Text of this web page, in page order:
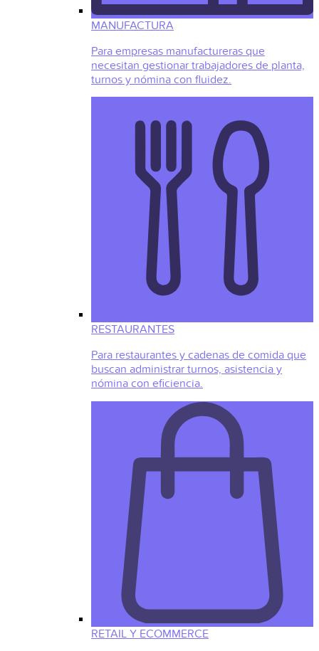
MANUFACTURA
Para empresas manufactureras que
necesitan gestionar trabajadores de planta,
turnos y nómina con fluidez.
RESTAURANTES
Para restaurantes y cadenas de comida que
buscan administrar turnos, asistencia y
nómina con eficiencia.
RETAIL Y ECOMMERCE